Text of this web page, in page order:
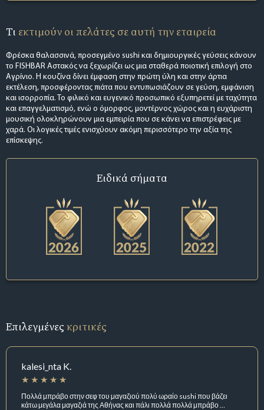
Τι εκτιμούν οι πελάτες σε αυτή την εταιρεία
Φρέσκα θαλασσινά, προσεγμένο sushi και δημιουργικές γεύσεις κάνουν
το FISHBAR Αστακός να ξεχωρίζει ως μια σταθερά ποιοτική επιλογή στο
Αγρίνιο. Η κουζίνα δίνει έμφαση στην πρώτη ύλη και στην άρτια
εκτέλεση, προσφέροντας πιάτα που εντυπωσιάζουν σε γεύση, εμφάνιση
και ισορροπία. Το φιλικό και ευγενικό προσωπικό εξυπηρετεί με ταχύτητα
και επαγγελματισμό, ενώ ο όμορφος, μοντέρνος χώρος και η ευχάριστη
μουσική ολοκληρώνουν μια εμπειρία που σε κάνει να επιστρέφεις με
χαρά. Οι λογικές τιμές ενισχύουν ακόμη περισσότερο την αξία της
επίσκεψης.
Ειδικά σήματα
Επιλεγμένεςκριτικές
kalesi_nta K.
Πολλά μπράβο στην σεφ του μαγαζιού πολύ ωραίο sushi που βάζει
κάτω μεγάλα μαγαζιά της Αθήνας και πάλι πολλά πολλά μπράβο …